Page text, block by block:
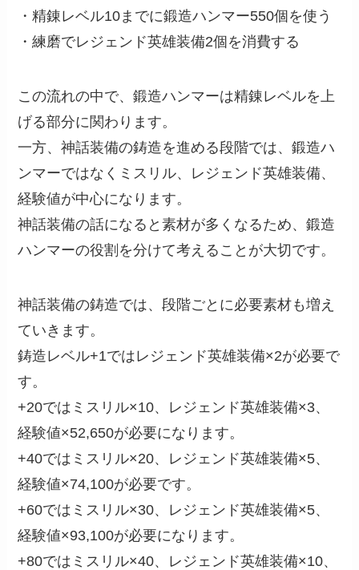
・精錬レベル10までに鍛造ハンマー550個を使う
・練磨でレジェンド英雄装備2個を消費する
この流れの中で、鍛造ハンマーは精錬レベルを上
げる部分に関わります。
一方、神話装備の鋳造を進める段階では、鍛造ハ
ンマーではなくミスリル、レジェンド英雄装備、
経験値が中心になります。
神話装備の話になると素材が多くなるため、鍛造
ハンマーの役割を分けて考えることが大切です。
神話装備の鋳造では、段階ごとに必要素材も増え
ていきます。
鋳造レベル+1ではレジェンド英雄装備×2が必要で
す。
+20ではミスリル×10、レジェンド英雄装備×3、
経験値×52,650が必要になります。
+40ではミスリル×20、レジェンド英雄装備×5、
経験値×74,100が必要です。
+60ではミスリル×30、レジェンド英雄装備×5、
経験値×93,100が必要になります。
+80ではミスリル×40、レジェンド英雄装備×10、